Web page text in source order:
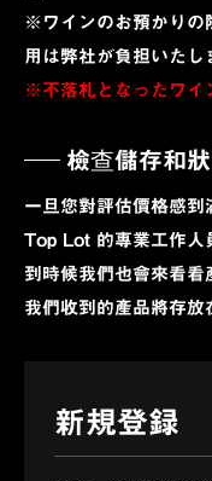
※ワインのお預かりの
用は弊社が負担いたし
※不落札となったワイ
檢查儲存和
一旦您對評估價格感到
Top Lot 的專業工作人
到時候我們也會來看看
我們收到的產品將存放
新規登録